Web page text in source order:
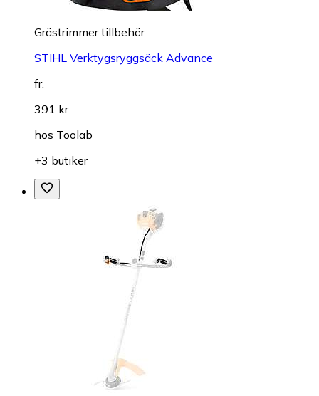
Grästrimmer tillbehör
STIHL Verktygsryggsäck Advance
fr.
391 kr
hos Toolab
+3 butiker